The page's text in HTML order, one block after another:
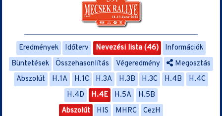
Eredmények Időterv Nevezési lista (46)
Információk
Büntetések
Összehasonlítás Végeredmény
Megosztás
Abszolút
H.1A H.1C H.3A H.3B H.3C H.4B
H.4C
H.4D
H.4E H.5A
H.5B
Abszolút
HIS MHRC CezH